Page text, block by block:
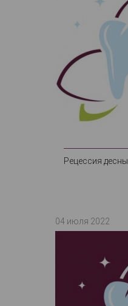
Рецессия десны
04 июля 2022